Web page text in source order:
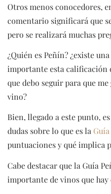
Otros menos conocedores,
comentario significará que
pero se realizará muchas
¿Quién es Peñín? ¿existe
importante esta calificación
que debo seguir para que
vino?
Bien, llegado a este punto,
dudas sobre lo que es la
puntuaciones y qué implica
Cabe destacar que la Guía
importante de vinos que hay